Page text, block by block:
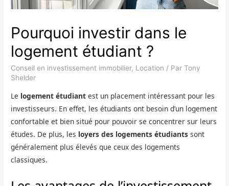
Pourquoi investir dans le
logement étudiant ?
Conseil en investissement immobilier, Location / ParTony
Shelder
Le logement étudiant est un placement intéressant pour les
investisseurs. En effet, les étudiants ont besoin d’un logement
confortable et bien situé pour pouvoir se concentrer sur leurs
études. De plus, les loyers des logements étudiants sont
généralement plus élevés que ceux des logements
classiques.